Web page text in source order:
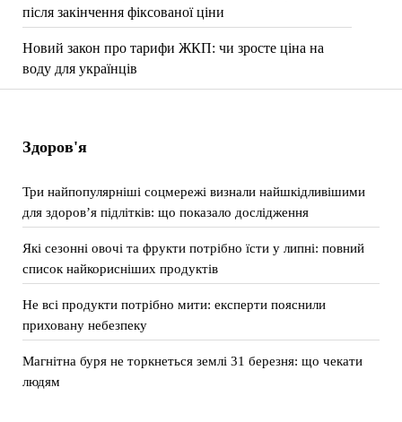
після закінчення фіксованої ціни
Новий закон про тарифи ЖКП: чи зросте ціна на
воду для українців
Здоров'я
Три найпопулярніші соцмережі визнали найшкідливішими
для здоров’я підлітків: що показало дослідження
Які сезонні овочі та фрукти потрібно їсти у липні: повний
список найкорисніших продуктів
Не всі продукти потрібно мити: експерти пояснили
приховану небезпеку
Магнітна буря не торкнеться землі 31 березня: що чекати
людям